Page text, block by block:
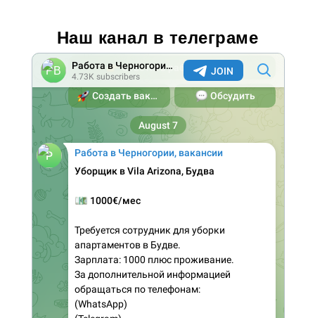
Наш канал в телеграме